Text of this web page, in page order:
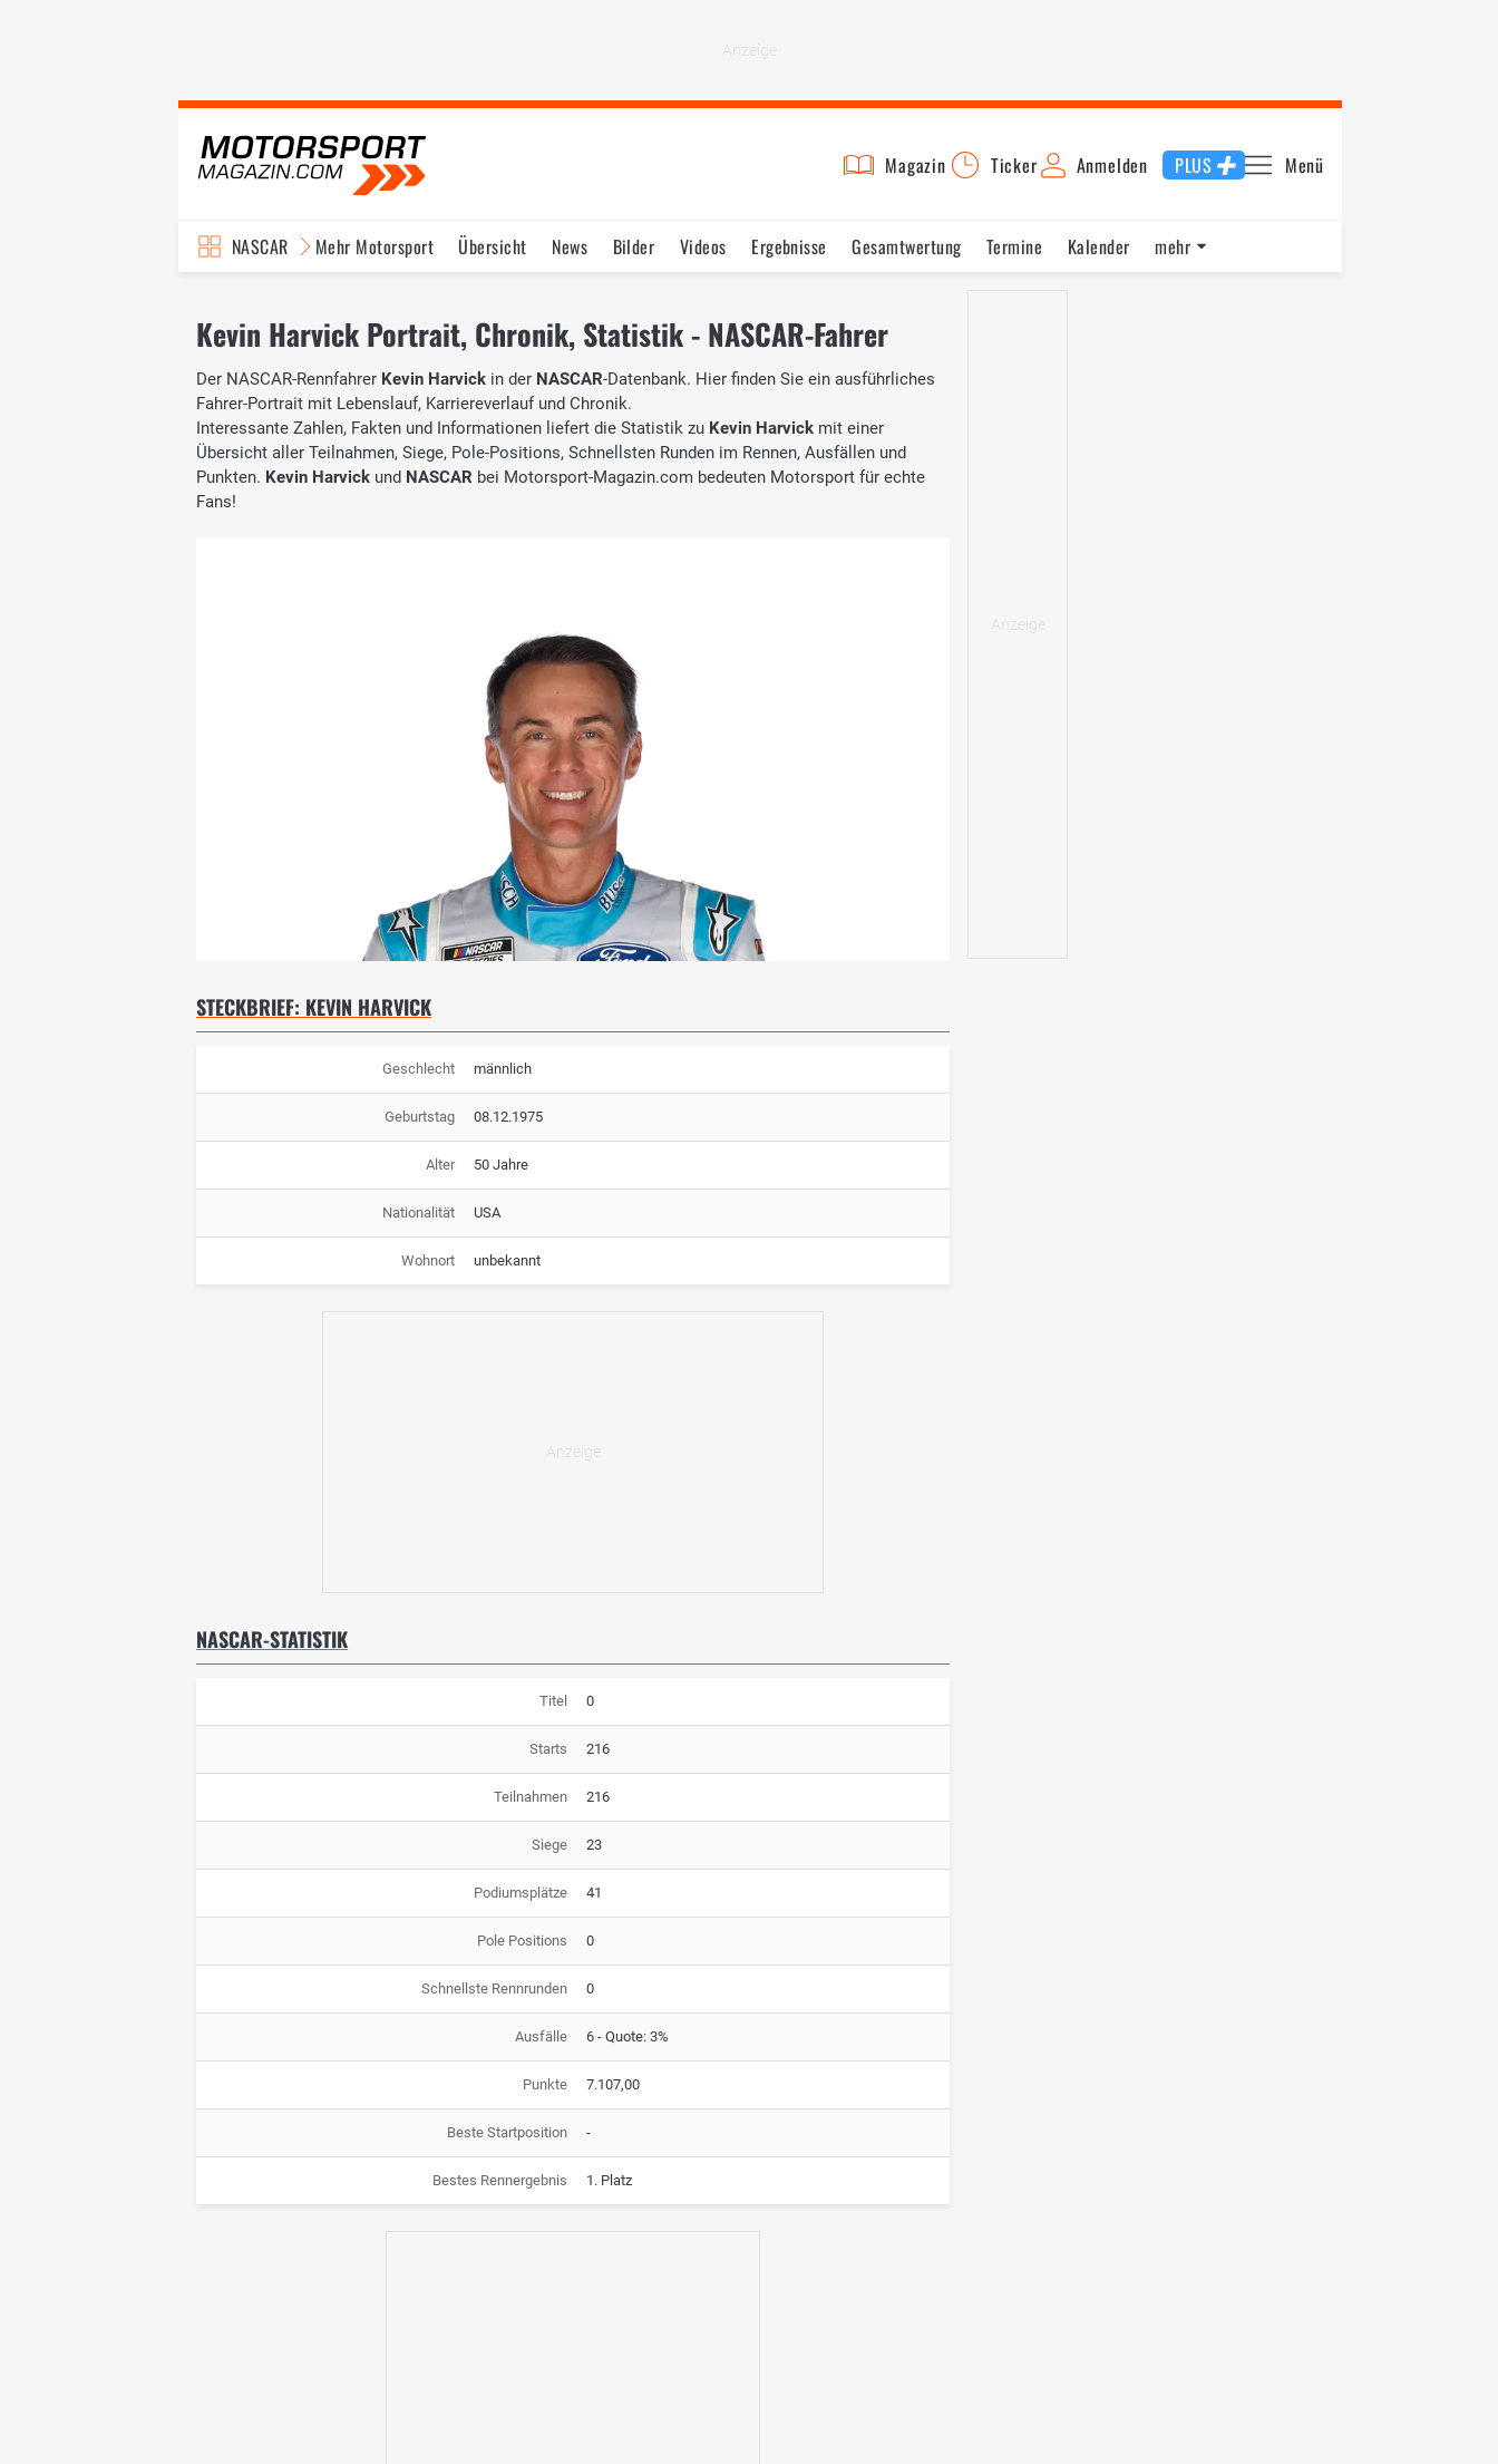
Magazin Ticker Anmelden PLUS Menü
NASCAR Mehr Motorsport Übersicht News Bilder Videos Ergebnisse Gesamtwertung Termine
Kalender
mehr
Kevin Harvick Portrait, Chronik, Statistik - NASCAR-Fahrer
Der NASCAR-Rennfahrer Kevin Harvick in der NASCAR-Datenbank. Hier finden Sie ein ausführliches
Fahrer-Portrait mit Lebenslauf, Karriereverlauf und Chronik.
Interessante Zahlen, Fakten und Informationen liefert die Statistik zu Kevin Harvick mit einer
Übersicht aller Teilnahmen, Siege, Pole-Positions, Schnellsten Runden im Rennen, Ausfällen und
Punkten. Kevin Harvick und NASCAR bei Motorsport-Magazin.com bedeuten Motorsport für echte
Fans!
STECKBRIEF: KEVIN HARVICK
Geschlecht männlich
Geburtstag 08.12.1975
Alter 50 Jahre
Nationalität USA
Wohnort unbekannt
NASCAR-STATISTIK
Titel 0
Starts 216
Teilnahmen 216
Siege 23
Podiumsplätze 41
Pole Positions 0
Schnellste Rennrunden 0
Ausfälle 6 - Quote: 3%
Punkte 7.107,00
Beste Startposition -
Bestes Rennergebnis 1. Platz